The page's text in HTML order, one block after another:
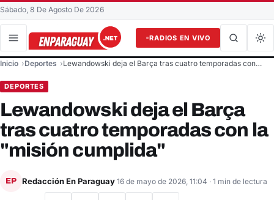
Sábado, 8 De Agosto De 2026
RADIOS EN VIVO
Buscar en el sitio
Inicio Deportes Lewandowski deja el Barça tras cuatro temporadas con…
DEPORTES
Lewandowski deja el Barça
tras cuatro temporadas con la
"misión cumplida"
EP Redacción En Paraguay 16 de mayo de 2026, 11:04 · 1 min de lectura